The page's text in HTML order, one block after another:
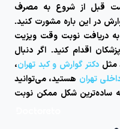
است قبل از شروع به مصرف
در این باره مشورت کنید.
به دریافت نوبت وقت ویزیت
اقدام کنید. اگر دنبال
مثل دکتر گوارش و کبد تهران،
تهران هستید، می‌توانید
ساده‌ترین شکل ممکن نوبت